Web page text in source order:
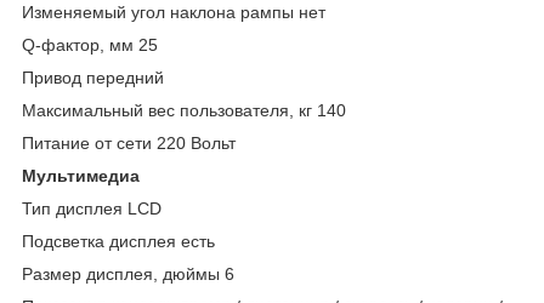
Изменяемый угол наклона рампы нет
Q-фактор, мм 25
Привод передний
Максимальный вес пользователя, кг 140
Питание от сети 220 Вольт
Мультимедиа
Тип дисплея LCD
Подсветка дисплея есть
Размер дисплея, дюймы 6